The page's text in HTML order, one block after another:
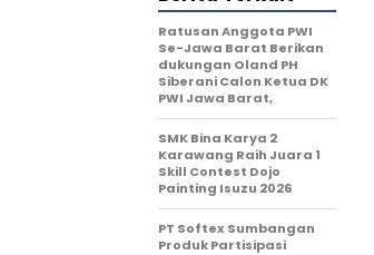
Ratusan Anggota PWI
Se-Jawa Barat Berikan
dukungan Oland PH
Siberani Calon Ketua DK
PWI Jawa Barat,
SMK Bina Karya 2
Karawang Raih Juara 1
Skill Contest Dojo
Painting Isuzu 2026
PT Softex Sumbangan
Produk Partisipasi